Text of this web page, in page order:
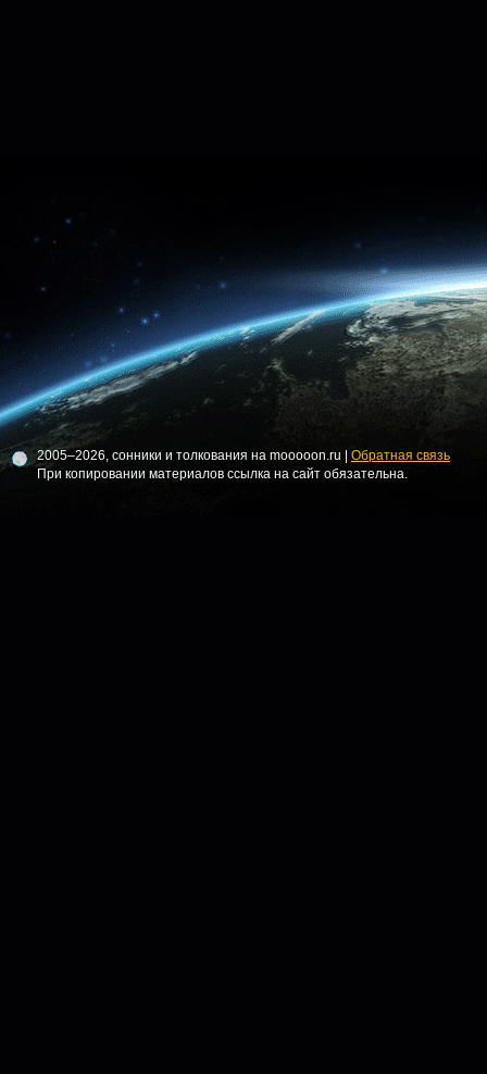
2005–2026, сонники и толкования на mooooon.ru | Обратная связь
При копировании материалов ссылка на сайт обязательна.